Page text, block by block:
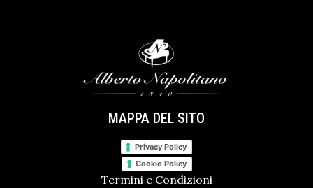
MAPPA DEL SITO
Privacy Policy
Cookie Policy
Termini e Condizioni